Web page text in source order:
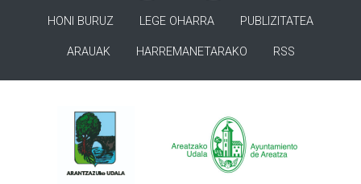
HONI BURUZ LEGE OHARRA PUBLIZITATEA
ARAUAK HARREMANETARAKO RSS